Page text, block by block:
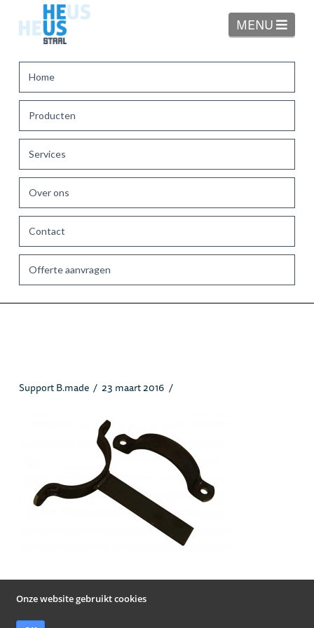
Onze website gebruikt cookies
MENU
Home
Producten
Services
Over ons
Contact
Offerte aanvragen
Support B.made 23 maart 2016